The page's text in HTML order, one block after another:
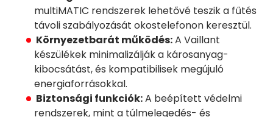
multiMATIC rendszerek lehetővé teszik a fűtés
távoli szabályozását okostelefonon keresztül.
Környezetbarát működés:A Vaillant
készülékek minimalizálják a károsanyag-
kibocsátást, és kompatibilisek megújuló
energiaforrásokkal.
Biztonsági funkciók:A beépített védelmi
rendszerek, mint a túlmelegedés- és